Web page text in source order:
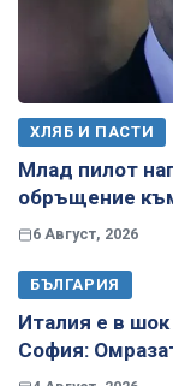
ХЛЯБ И ПАСТИ
Млад пилот
обръщение
6 Август, 2026
БЪЛГАРИЯ
Италия е в
София: